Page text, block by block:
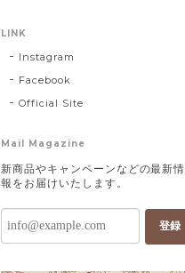
LINK
Instagram
Facebook
Official Site
Mail Magazine
新商品やキャンペーンなどの最新情
報をお届けいたします。
登録